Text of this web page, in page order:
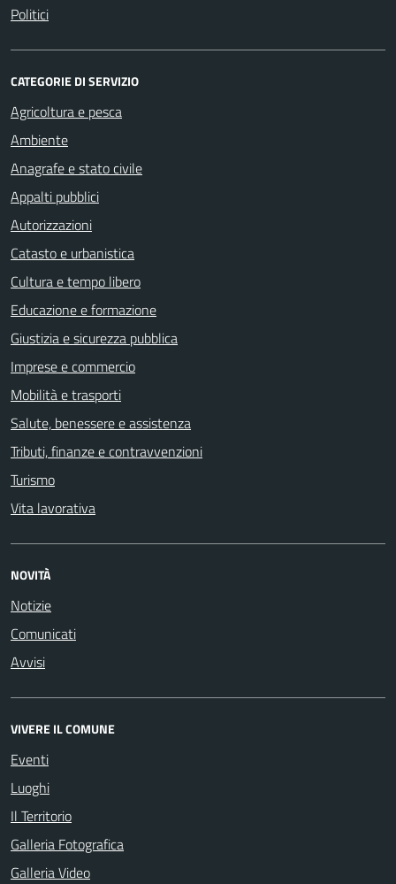
Politici
CATEGORIE DI SERVIZIO
Agricoltura e pesca
Ambiente
Anagrafe e stato civile
Appalti pubblici
Autorizzazioni
Catasto e urbanistica
Cultura e tempo libero
Educazione e formazione
Giustizia e sicurezza pubblica
Imprese e commercio
Mobilità e trasporti
Salute, benessere e assistenza
Tributi, finanze e contravvenzioni
Turismo
Vita lavorativa
NOVITÀ
Notizie
Comunicati
Avvisi
VIVERE IL COMUNE
Eventi
Luoghi
Il Territorio
Galleria Fotografica
Galleria Video